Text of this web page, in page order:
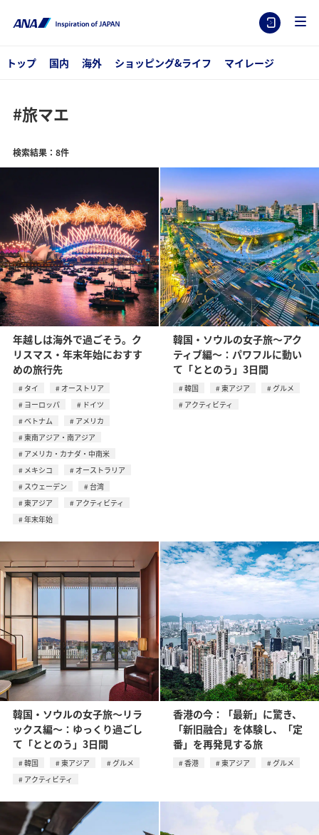
トップ 国内 海外 ショッピング&ライフ マイレージ
#旅マエ
検索結果：8件
年越しは海外で過ごそう。ク
リスマス・年末年始におすす
めの旅行先
タイ
オーストリア
ヨーロッパ
ドイツ
ベトナム
アメリカ
東南アジア・南アジア
アメリカ・カナダ・中南米
メキシコ
オーストラリア
スウェーデン
台湾
東アジア
アクティビティ
年末年始
韓国・ソウルの女子旅〜アク
ティブ編〜：パワフルに動い
て「ととのう」3日間
韓国 東アジア
グルメ
アクティビティ
韓国・ソウルの女子旅〜リラ
ックス編〜：ゆっくり過ごし
て「ととのう」3日間
韓国 東アジア
グルメ
アクティビティ
香港の今：「最新」に驚き、
「新旧融合」を体験し、「定
番」を再発見する旅
香港 東アジア グルメ